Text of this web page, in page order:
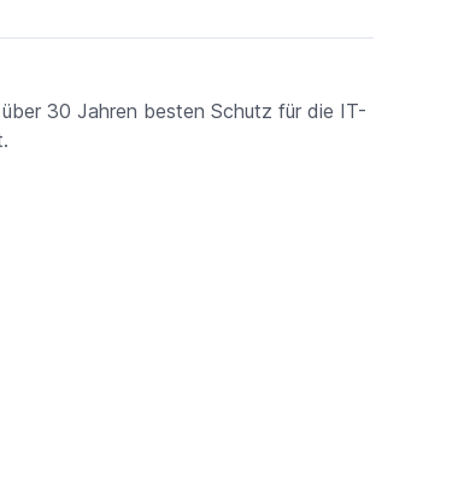
30 Jahren besten Schutz für die IT-